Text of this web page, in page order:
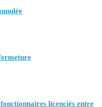
licenciés entre